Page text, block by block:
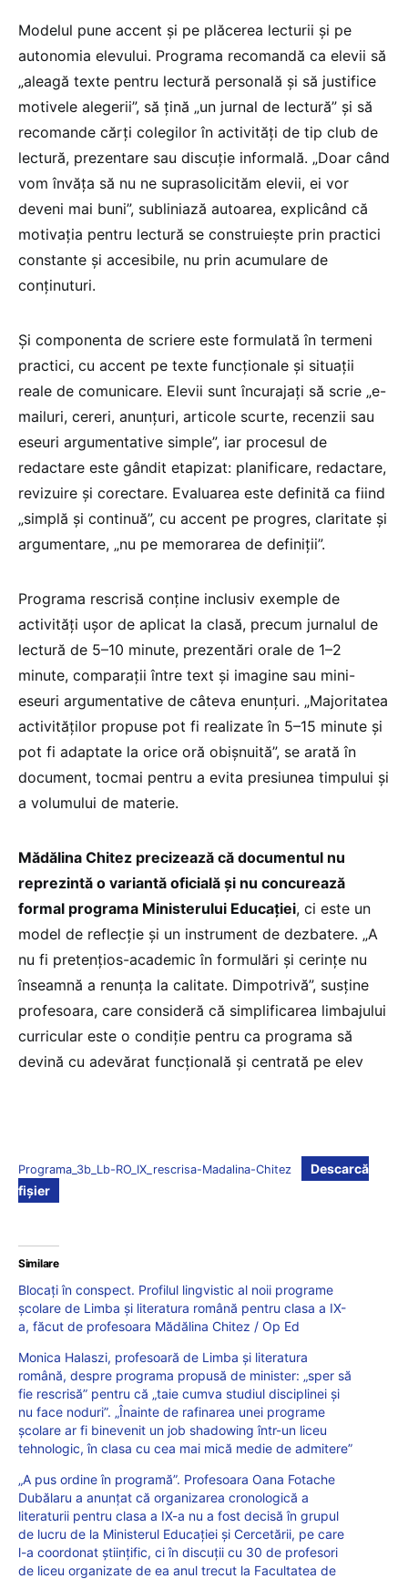
Modelul pune accent și pe plăcerea lecturii și pe
autonomia elevului. Programa recomandă ca elevii să
„aleagă texte pentru lectură personală și să justifice
motivele alegerii”, să țină „un jurnal de lectură” și să
recomande cărți colegilor în activități de tip club de
lectură, prezentare sau discuție informală. „Doar când
vom învăța să nu ne suprasolicităm elevii, ei vor
deveni mai buni”, subliniază autoarea, explicând că
motivația pentru lectură se construiește prin practici
constante și accesibile, nu prin acumulare de
conținuturi.
Și componenta de scriere este formulată în termeni
practici, cu accent pe texte funcționale și situații
reale de comunicare. Elevii sunt încurajați să scrie „e-
mailuri, cereri, anunțuri, articole scurte, recenzii sau
eseuri argumentative simple”, iar procesul de
redactare este gândit etapizat: planificare, redactare,
revizuire și corectare. Evaluarea este definită ca fiind
„simplă și continuă”, cu accent pe progres, claritate și
argumentare, „nu pe memorarea de definiții”.
Programa rescrisă conține inclusiv exemple de
activități ușor de aplicat la clasă, precum jurnalul de
lectură de 5–10 minute, prezentări orale de 1–2
minute, comparații între text și imagine sau mini-
eseuri argumentative de câteva enunțuri. „Majoritatea
activităților propuse pot fi realizate în 5–15 minute și
pot fi adaptate la orice oră obișnuită”, se arată în
document, tocmai pentru a evita presiunea timpului și
a volumului de materie.
Mădălina Chitez precizează că documentul nu
reprezintă o variantă oficială și nu concurează
formal programa Ministerului Educației, ci este un
model de reflecție și un instrument de dezbatere. „A
nu fi pretențios-academic în formulări și cerințe nu
înseamnă a renunța la calitate. Dimpotrivă”, susține
profesoara, care consideră că simplificarea limbajului
curricular este o condiție pentru ca programa să
devină cu adevărat funcțională și centrată pe elev
Programa_3b_Lb-RO_IX_rescrisa-Madalina-Chitez
Descarcă
fișier
Similare
Blocați în conspect. Profilul lingvistic al noii programe
școlare de Limba și literatura română pentru clasa a IX-
a, făcut de profesoara Mădălina Chitez / Op Ed
Monica Halaszi, profesoară de Limba și literatura
română, despre programa propusă de minister: „sper să
fie rescrisă” pentru că „taie cumva studiul disciplinei și
nu face noduri”. „Înainte de rafinarea unei programe
școlare ar fi binevenit un job shadowing într-un liceu
tehnologic, în clasa cu cea mai mică medie de admitere”
„A pus ordine în programă”. Profesoara Oana Fotache
Dubălaru a anunțat că organizarea cronologică a
literaturii pentru clasa a IX-a nu a fost decisă în grupul
de lucru de la Ministerul Educației și Cercetării, pe care
l-a coordonat științific, ci în discuții cu 30 de profesori
de liceu organizate de ea anul trecut la Facultatea de